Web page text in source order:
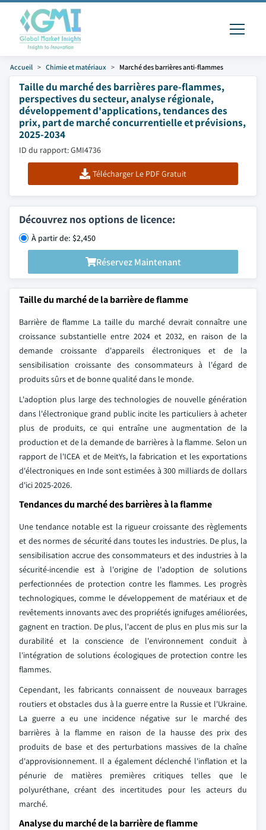
Accueil Chimie et matériaux Marché des barrières anti-flammes
Taille du marché des barrières pare-flammes,
perspectives du secteur, analyse régionale,
développement d'applications, tendances des
prix, part de marché concurrentielle et prévisions,
2025-2034
ID du rapport: GMI4736
Télécharger Le PDF Gratuit
Découvrez nos options de licence:
À partir de: $2,450
Réservez Maintenant
Taille du marché de la barrière de flamme
Barrière de flamme La taille du marché devrait connaître une
croissance substantielle entre 2024 et 2032, en raison de la
demande croissante d'appareils électroniques et de la
sensibilisation croissante des consommateurs à l'égard de
produits sûrs et de bonne qualité dans le monde.
L'adoption plus large des technologies de nouvelle génération
dans l'électronique grand public incite les particuliers à acheter
plus de produits, ce qui entraîne une augmentation de la
production et de la demande de barrières à la flamme. Selon un
rapport de l'ICEA et de MeitYs, la fabrication et les exportations
d'électroniques en Inde sont estimées à 300 milliards de dollars
d'ici 2025-2026.
Tendances du marché des barrières à la flamme
Une tendance notable est la rigueur croissante des règlements
et des normes de sécurité dans toutes les industries. De plus, la
sensibilisation accrue des consommateurs et des industries à la
sécurité-incendie est à l'origine de l'adoption de solutions
perfectionnées de protection contre les flammes. Les progrès
technologiques, comme le développement de matériaux et de
revêtements innovants avec des propriétés ignifuges améliorées,
gagnent en traction. De plus, l'accent de plus en plus mis sur la
durabilité et la conscience de l'environnement conduit à
l'intégration de solutions écologiques de protection contre les
flammes.
Cependant, les fabricants connaissent de nouveaux barrages
routiers et obstacles dus à la guerre entre la Russie et l'Ukraine.
La guerre a eu une incidence négative sur le marché des
barrières à la flamme en raison de la hausse des prix des
produits de base et des perturbations massives de la chaîne
d'approvisionnement. Il a également déclenché l'inflation et la
pénurie de matières premières critiques telles que le
polyuréthane, créant des incertitudes pour les acteurs du
marché.
Analyse du marché de la barrière de flamme